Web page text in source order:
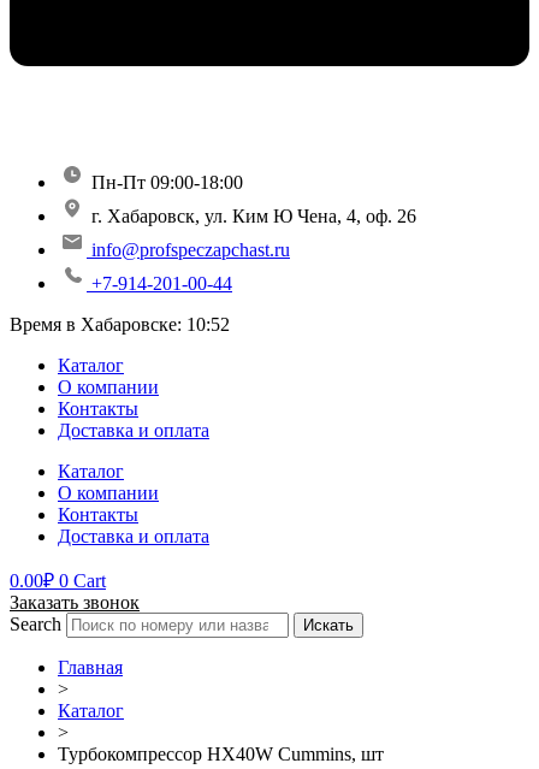
Пн-Пт 09:00-18:00
г. Хабаровск, ул. Ким Ю Чена, 4, оф. 26
info@profspeczapchast.ru
+7-914-201-00-44
Время в Хабаровске: 10:52
Каталог
О компании
Контакты
Доставка и оплата
Каталог
О компании
Контакты
Доставка и оплата
0.00₽ 0 Cart
Заказать звонок
Search
Искать
Главная
>
Каталог
>
Турбокомпрессор HX40W Cummins, шт